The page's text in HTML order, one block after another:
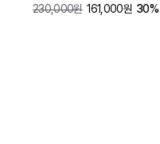
161,000원
230,000원 30%